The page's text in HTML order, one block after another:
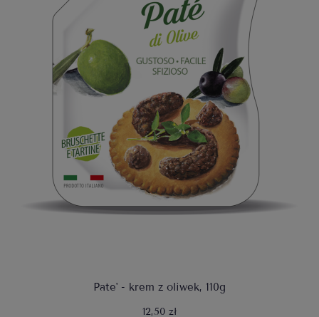
Pate' - krem z oliwek, 110g
12,50 zł